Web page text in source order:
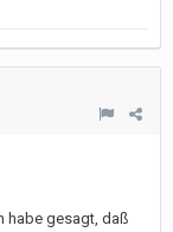
habe gesagt, daß